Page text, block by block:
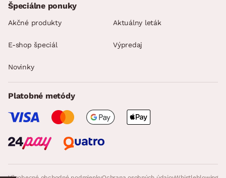
Špeciálne ponuky
Akčné produkty Aktuálny leták
E-shop špeciál Výpredaj
Novinky
Platobné metódy